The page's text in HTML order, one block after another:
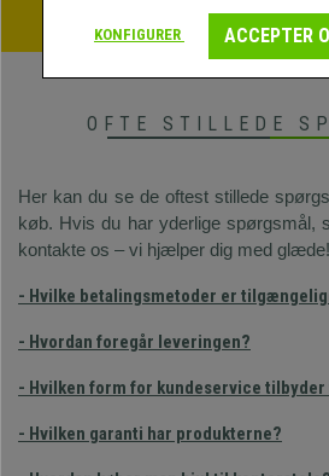
rabatter i en begrænset
OFTE STILLEDE
Her kan du se de oftest stillede
køb. Hvis du har yderlige spørgsmål,
kontakte os – vi hjælper dig med glæde!
- Hvilke betalingsmetoder er
- Hvordan foregår leveringen?
- Hvilken form for kundeservice tilbyder
- Hvilken garanti har produkterne?
KONFIGURER ACCEPTER